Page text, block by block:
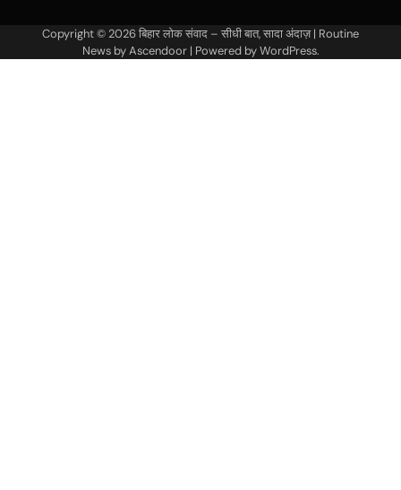
Copyright © 2026बिहार लोक संवाद – सीधी बात, सादा अंदाज़| Routine
News byAscendoor| Powered byWordPress.